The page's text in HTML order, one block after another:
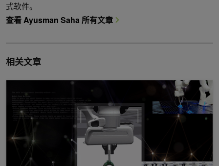
式软件。
查看 Ayusman Saha 所有文章
相关文章
R²D²：通过 NVIDIA Research 解锁机器人装配和丰富的接触操作